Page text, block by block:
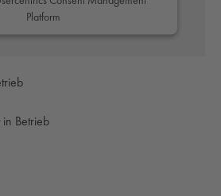
Platform
Betrieb